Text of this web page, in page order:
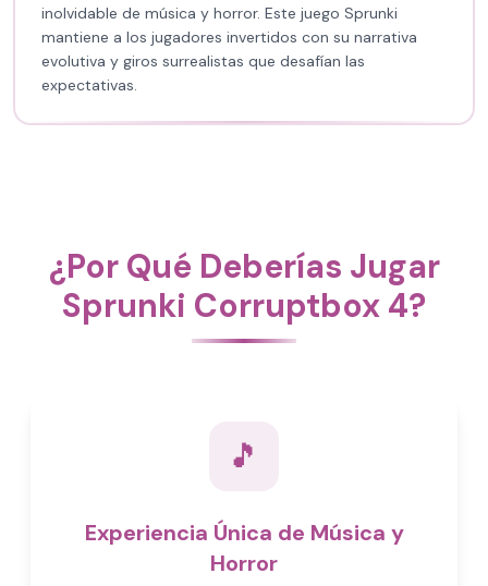
inolvidable de música y horror. Este juego Sprunki
mantiene a los jugadores invertidos con su narrativa
evolutiva y giros surrealistas que desafían las
expectativas.
¿Por Qué Deberías Jugar
Sprunki Corruptbox 4?
🎵
Experiencia Única de Música y
Horror